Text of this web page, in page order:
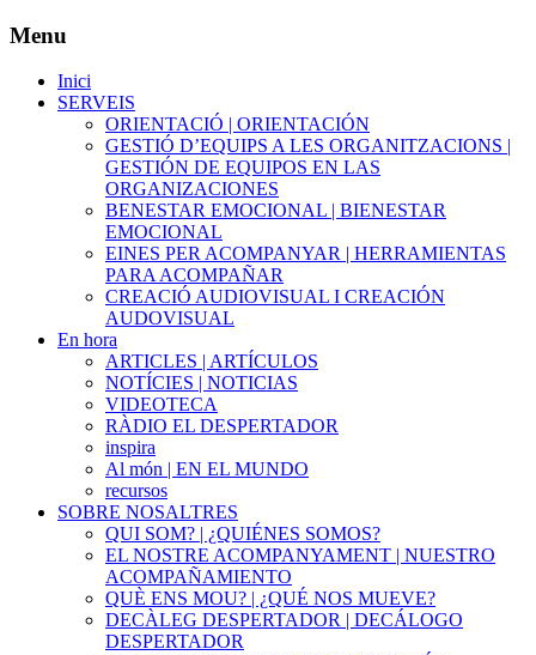
Menu
Inici
SERVEIS
ORIENTACIÓ | ORIENTACIÓN
GESTIÓ D’EQUIPS A LES ORGANITZACIONS |
GESTIÓN DE EQUIPOS EN LAS
ORGANIZACIONES
BENESTAR EMOCIONAL | BIENESTAR
EMOCIONAL
EINES PER ACOMPANYAR | HERRAMIENTAS
PARA ACOMPAÑAR
CREACIÓ AUDIOVISUAL I CREACIÓN
AUDOVISUAL
En hora
ARTICLES | ARTÍCULOS
NOTÍCIES | NOTICIAS
VIDEOTECA
RÀDIO EL DESPERTADOR
inspira
Al món | EN EL MUNDO
recursos
SOBRE NOSALTRES
QUI SOM? | ¿QUIÉNES SOMOS?
EL NOSTRE ACOMPANYAMENT | NUESTRO
ACOMPAÑAMIENTO
QUÈ ENS MOU? | ¿QUÉ NOS MUEVE?
DECÀLEG DESPERTADOR | DECÁLOGO
DESPERTADOR